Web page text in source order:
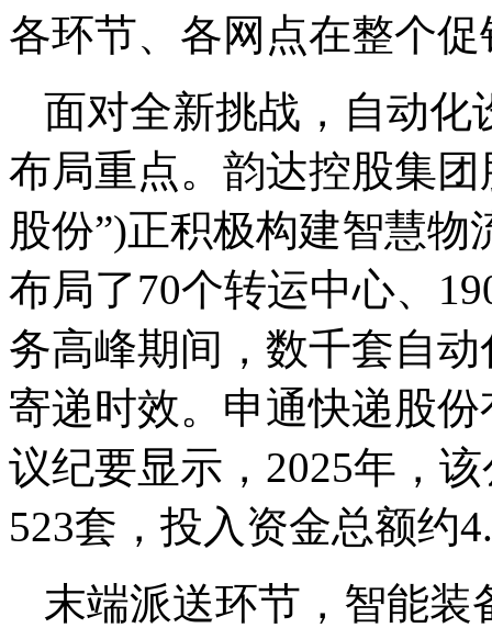
各环节、各网点在整个
面对全新挑战，自动化
布局重点。韵达控股集
股份”)正积极构建智慧
布局了70个转运中心、
务高峰期间，数千套自
寄递时效。申通快递股
议纪要显示，2025年，
523套，投入资金总额约
末端派送环节，智能装